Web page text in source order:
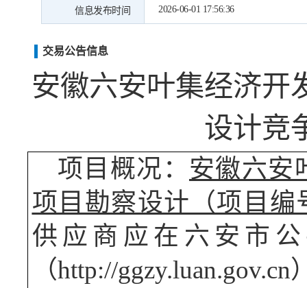
信息发布时间 2026-06-01 17:56:36
交易公告信息
安徽六安叶集经济开
设计竞
项目概况： 安徽六安
项目勘察设计（项目编
供应商应在六安市
（http://